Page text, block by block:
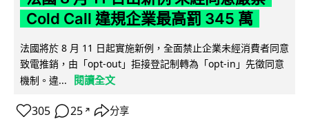
Cold Call 違規企業最高罰 345 萬
法國將於 8 月 11 日起實施新例，全面禁止企業未經消費者同意
致電推銷，由「opt-out」拒接登記制轉為「opt-in」先徵同意
機制。違...
閱讀全文
305 25 ↗ 分享